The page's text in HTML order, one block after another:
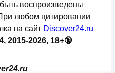
воспроизведены
любом цитировании
на сайт Discover24.ru
2015-2026, 18+🔞